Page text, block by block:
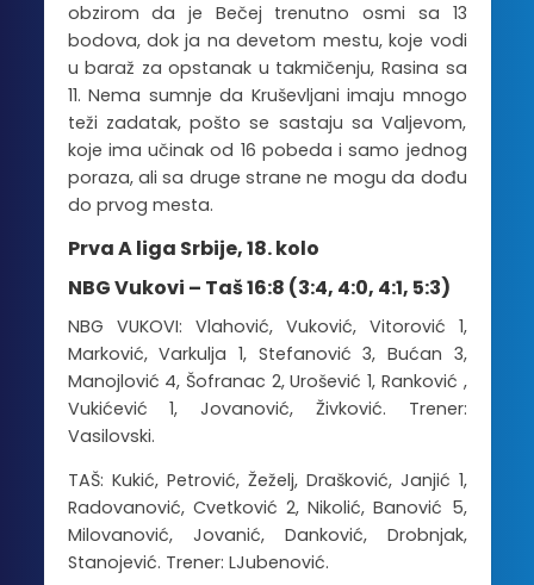
obzirom da je Bečej trenutno osmi sa 13
bodova, dok ja na devetom mestu, koje vodi
u baraž za opstanak u takmičenju, Rasina sa
11. Nema sumnje da Kruševljani imaju mnogo
teži zadatak, pošto se sastaju sa Valjevom,
koje ima učinak od 16 pobeda i samo jednog
poraza, ali sa druge strane ne mogu da dođu
do prvog mesta.
Prva A liga Srbije, 18. kolo
NBG Vukovi – Taš 16:8 (3:4, 4:0, 4:1, 5:3)
NBG VUKOVI: Vlahović, Vuković, Vitorović 1,
Marković, Varkulja 1, Stefanović 3, Bućan 3,
Manojlović 4, Šofranac 2, Urošević 1, Ranković ,
Vukićević 1, Jovanović, Živković. Trener:
Vasilovski.
TAŠ: Kukić, Petrović, Žeželj, Drašković, Janjić 1,
Radovanović, Cvetković 2, Nikolić, Banović 5,
Milovanović, Jovanić, Danković, Drobnjak,
Stanojević. Trener: LJubenović.